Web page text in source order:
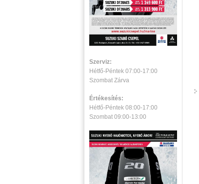
Szerviz:
Hétfő-Péntek 07:00-17:00
Szombat Zárva
Értékesítés:
Hétfő-Péntek 08:00-17:00
Szombat 09:00-13:00